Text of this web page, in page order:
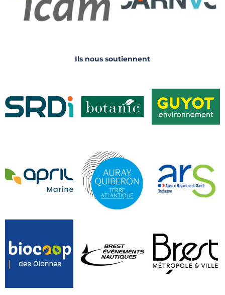
Ils nous soutiennent